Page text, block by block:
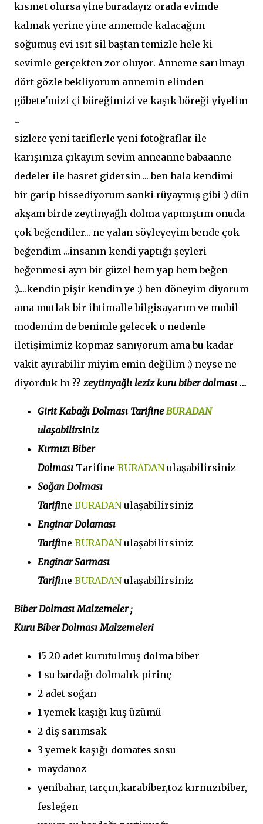
kısmet olursa yine buradayız orada evimde
kalmak yerine yine annemde kalacağım
soğumuş evi ısıt sil baştan temizle hele ki
sevimle gerçekten zor oluyor. Anneme sarılmayı
dört gözle bekliyorum annemin elinden
göbete'mizi çi böreğimizi ve kaşık böreği yiyelim
...
sizlere yeni tariflerle yeni fotoğraflar ile
karışınıza çıkayım sevim anneanne babaanne
dedeler ile hasret gidersin ... ben hala kendimi
bir garip hissediyorum sanki rüyaymış gibi :) dün
akşam birde zeytinyağlı dolma yapmıştım onuda
çok beğendiler... ne yalan söyleyeyim bende çok
beğendim ...insanın kendi yaptığı şeyleri
beğenmesi ayrı bir güzel hem yap hem beğen
:)....kendin pişir kendin ye :) ben döneyim diyorum
ama mutlak bir ihtimalle bilgisayarım ve mobil
modemim de benimle gelecek o nedenle
iletişimimiz kopmaz sanıyorum ama bu kadar
vakit ayırabilir miyim emin değilim :) neyse ne
diyorduk hı ?? zeytinyağlı leziz kuru biber dolması ...
Girit Kabağı Dolması TarifineBURADAN
ulaşabilirsiniz
Kırmızı Biber
Dolması Tarifine BURADANulaşabilirsiniz
Soğan Dolması
Tarifine BURADANulaşabilirsiniz
Enginar Dolaması
Tarifine BURADANulaşabilirsiniz
Enginar Sarması
Tarifine BURADANulaşabilirsiniz
Biber Dolması Malzemeler ;
Kuru Biber Dolması Malzemeleri
15-20 adet kurutulmuş dolma biber
1 su bardağı dolmalık pirinç
2 adet soğan
1 yemek kaşığı kuş üzümü
2 diş sarımsak
3 yemek kaşığı domates sosu
maydanoz
yenibahar, tarçın,karabiber,toz kırmızıbiber,
fesleğen